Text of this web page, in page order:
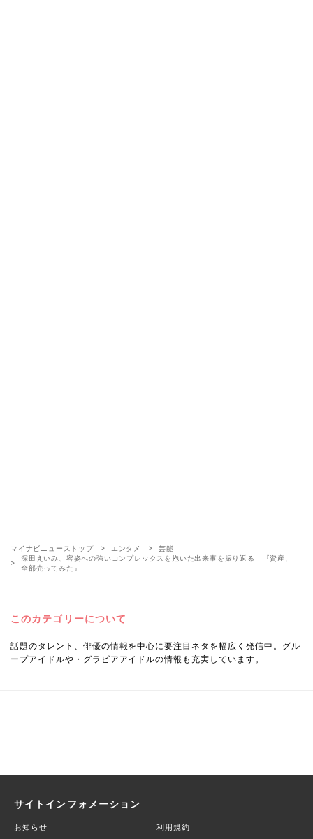
マイナビニューストップ エンタメ
芸能
深田えいみ、容姿への強いコンプレックスを抱いた出来事を振り返る 『資産、
全部売ってみた』
このカテゴリーについて
話題のタレント、俳優の情報を中心に要注目ネタを幅広く発信中。グル
ープアイドルや・グラビアアイドルの情報も充実しています。
サイトインフォメーション
お知らせ 利用規約